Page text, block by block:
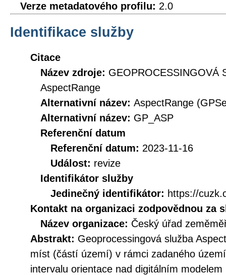
Verze metadatového profilu: 2.0
Identifikace služby
Citace
Název zdroje: GEOPROCESSINGOVÁ
AspectRange
Alternativní název: AspectRange
Alternativní název: GP_ASP
Referenční datum
Referenční datum: 2023-11-16
Událost: revize
Identifikátor služby
Jedinečný identifikátor: https://
Kontakt na organizaci zodpovědnou za
Název organizace: Český úřad
Abstrakt: Geoprocessingová služba
míst (částí území) v rámci zadaného
intervalu orientace nad digitálním